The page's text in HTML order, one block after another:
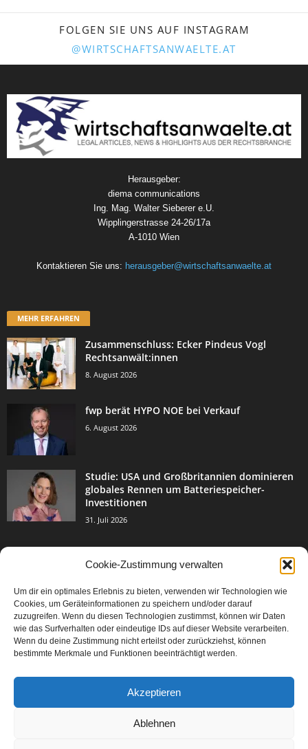
Cookie-Zustimmung verwalten
Um dir ein optimales Erlebnis zu bieten, verwenden wir Technologien wie
Cookies, um Geräteinformationen zu speichern und/oder darauf
zuzugreifen. Wenn du diesen Technologien zustimmst, können wir Daten
wie das Surfverhalten oder eindeutige IDs auf dieser Website verarbeiten.
Wenn du deine Zustimmung nicht erteilst oder zurückziehst, können
bestimmte Merkmale und Funktionen beeinträchtigt werden.
Akzeptieren
Ablehnen
FOLGEN SIE UNS AUF INSTAGRAM
@WIRTSCHAFTSANWAELTE.AT
Herausgeber:
diema communications
Ing. Mag. Walter Sieberer e.U.
Wipplingerstrasse 24-26/17a
A-1010 Wien
Kontaktieren Sie uns: herausgeber@wirtschaftsanwaelte.at
MEHR ERFAHREN
Zusammenschluss: Ecker Pindeus Vogl
Rechtsanwält:innen
8. August 2026
fwp berät HYPO NOE bei Verkauf
6. August 2026
Studie: USA und Großbritannien dominieren
globales Rennen um Batteriespeicher-
Investitionen
31. Juli 2026
Events & Success 3004
Breaking News 2067
Aktuelles
Featured Article
Karriere 567